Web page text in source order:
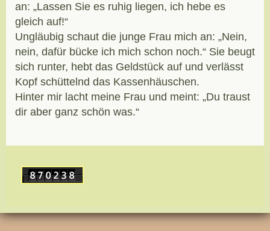
an: „Lassen Sie es ruhig liegen, ich hebe es
gleich auf!“
Ungläubig schaut die junge Frau mich an: „Nein,
nein, dafür bücke ich mich schon noch.“ Sie beugt
sich runter, hebt das Geldstück auf und verlässt
Kopf schüttelnd das Kassenhäuschen.
Hinter mir lacht meine Frau und meint: „Du traust
dir aber ganz schön was.“